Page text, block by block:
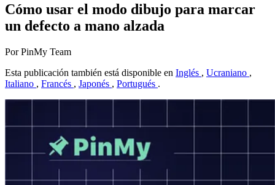
Cómo usar el modo dibujo para marcar
un defecto a mano alzada
Por PinMy Team
Esta publicación también está disponible en Inglés , Ucraniano ,
Italiano , Francés , Japonés , Portugués .